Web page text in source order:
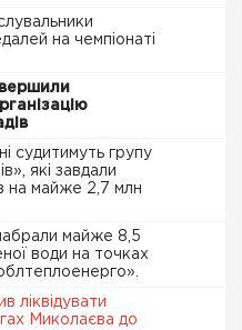
на чемпіонаті
судитимуть групу
які завдали
на майже 2,7 млн
майже 8,5
води на точках
ліквідувати
Миколаєва до